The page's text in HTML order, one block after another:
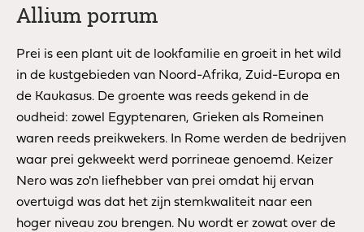
Allium porrum
Prei is een plant uit de lookfamilie en groeit in het wild
in de kustgebieden van Noord-Afrika, Zuid-Europa en
de Kaukasus. De groente was reeds gekend in de
oudheid: zowel Egyptenaren, Grieken als Romeinen
waren reeds preikwekers. In Rome werden de bedrijven
waar prei gekweekt werd porrineae genoemd. Keizer
Nero was zo'n liefhebber van prei omdat hij ervan
overtuigd was dat het zijn stemkwaliteit naar een
hoger niveau zou brengen. Nu wordt er zowat over de